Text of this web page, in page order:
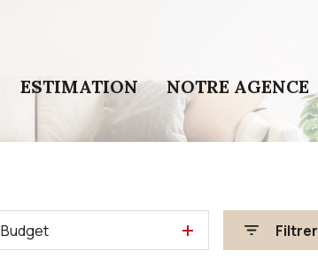
ESTIMATION NOTRE AGENCE
Budget Filtrer